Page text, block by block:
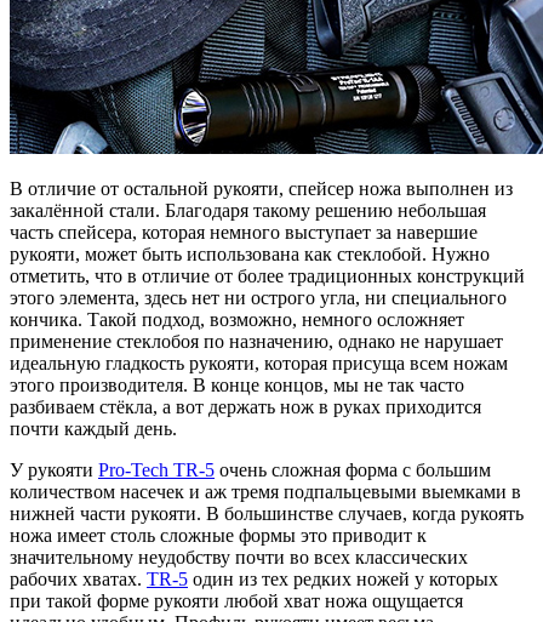
В отличие от остальной рукояти, спейсер ножа выполнен из
закалённой стали. Благодаря такому решению небольшая
часть спейсера, которая немного выступает за навершие
рукояти, может быть использована как стеклобой. Нужно
отметить, что в отличие от более традиционных конструкций
этого элемента, здесь нет ни острого угла, ни специального
кончика. Такой подход, возможно, немного осложняет
применение стеклобоя по назначению, однако не нарушает
идеальную гладкость рукояти, которая присуща всем ножам
этого производителя. В конце концов, мы не так часто
разбиваем стёкла, а вот держать нож в руках приходится
почти каждый день.
У рукояти Pro-Tech TR-5 очень сложная форма с большим
количеством насечек и аж тремя подпальцевыми выемками в
нижней части рукояти. В большинстве случаев, когда рукоять
ножа имеет столь сложные формы это приводит к
значительному неудобству почти во всех классических
рабочих хватах. TR-5 один из тех редких ножей у которых
при такой форме рукояти любой хват ножа ощущается